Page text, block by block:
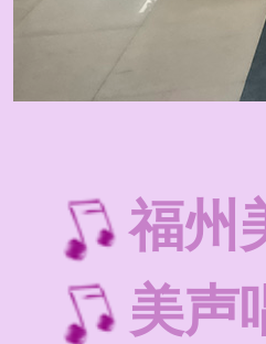
福州
美声